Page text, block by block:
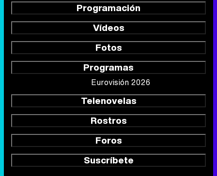
Programación
Vídeos
Fotos
Programas
Eurovisión 2026
Telenovelas
Rostros
Foros
Suscríbete